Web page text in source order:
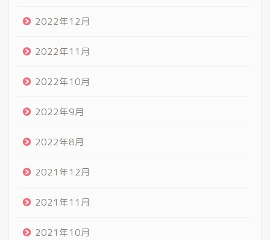
2022年12月
2022年11月
2022年10月
2022年9月
2022年8月
2021年12月
2021年11月
2021年10月